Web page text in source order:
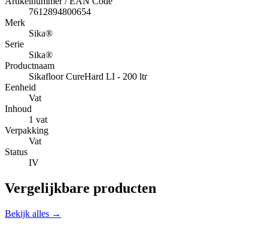
7612894800654
Merk
Sika®
Serie
Sika®
Productnaam
Sikafloor CureHard LI - 200 ltr
Eenheid
Vat
Inhoud
1 vat
Verpakking
Vat
Status
IV
Vergelijkbare producten
Bekijk alles →